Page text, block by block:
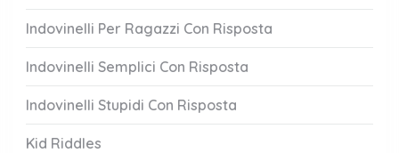
Indovinelli Per Ragazzi Con Risposta
Indovinelli Semplici Con Risposta
Indovinelli Stupidi Con Risposta
Kid Riddles